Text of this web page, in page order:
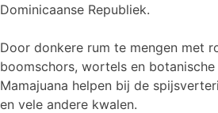
Dominicaanse Republiek.
Door donkere rum te mengen met
boomschors, wortels en
Mamajuana helpen bij de
en vele andere kwalen.